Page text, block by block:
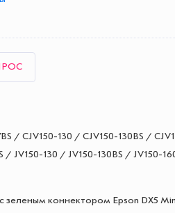
/ CJV150-130 / CJV150-130BS /
/ JV150-130 / JV150-130BS / JV150-
зеленым коннектором Epson DX5